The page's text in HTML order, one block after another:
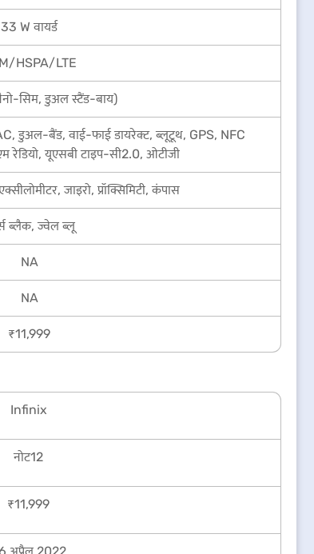
33 W वायर्ड
HSPA/LTE
सिम, डुअल स्टैंड-बाय)
डुअल-बैंड, वाई-फाई डायरेक्ट, ब्लूटूथ, GPS, NFC
रेडियो, यूएसबी टाइप-सी2.0, ओटीजी
जाइरो, प्रॉक्सिमिटी, कंपास
ब्लैक, ज्वेल ब्लू
NA
NA
₹11,999
Infinix
नोट12
₹11,999